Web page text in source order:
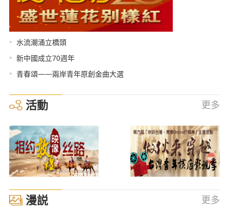
• 水流潮涌立橋頭
• 新中國成立70週年
• 青春頌——兩岸青年原創金曲大選
活動 更多
漫説 更多